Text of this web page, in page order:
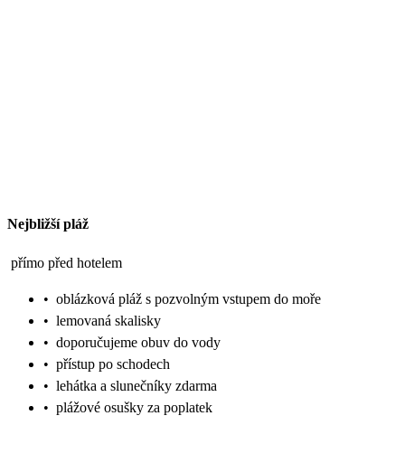
Nejbližší pláž
přímo před hotelem
• oblázková pláž s pozvolným vstupem do moře
• lemovaná skalisky
• doporučujeme obuv do vody
• přístup po schodech
• lehátka a slunečníky zdarma
• plážové osušky za poplatek